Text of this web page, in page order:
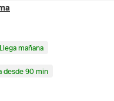
Llega mañana
desde 90 min